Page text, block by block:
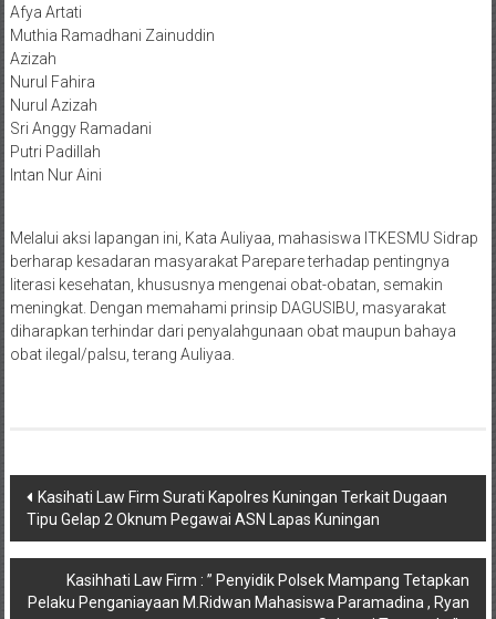
​Afya Artati
​Muthia Ramadhani Zainuddin
​Azizah
​Nurul Fahira
​Nurul Azizah
​Sri Anggy Ramadani
​Putri Padillah
​Intan Nur Aini
Melalui aksi lapangan ini, Kata Auliyaa, mahasiswa ITKESMU Sidrap
berharap kesadaran masyarakat Parepare terhadap pentingnya
literasi kesehatan, khususnya mengenai obat-obatan, semakin
meningkat. Dengan memahami prinsip DAGUSIBU, masyarakat
diharapkan terhindar dari penyalahgunaan obat maupun bahaya
obat ilegal/palsu, terang Auliyaa.
Navigasi
pos
Kasihati Law Firm Surati Kapolres Kuningan Terkait Dugaan
Tipu Gelap 2 Oknum Pegawai ASN Lapas Kuningan
Kasihhati Law Firm : ” Penyidik Polsek Mampang Tetapkan
Pelaku Penganiayaan M.Ridwan Mahasiswa Paramadina , Ryan